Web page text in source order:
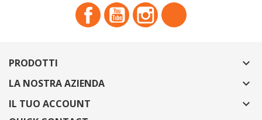
FacebookYouTubeInstagram
PRODOTTI 
LA NOSTRA AZIENDA 
IL TUO ACCOUNT 